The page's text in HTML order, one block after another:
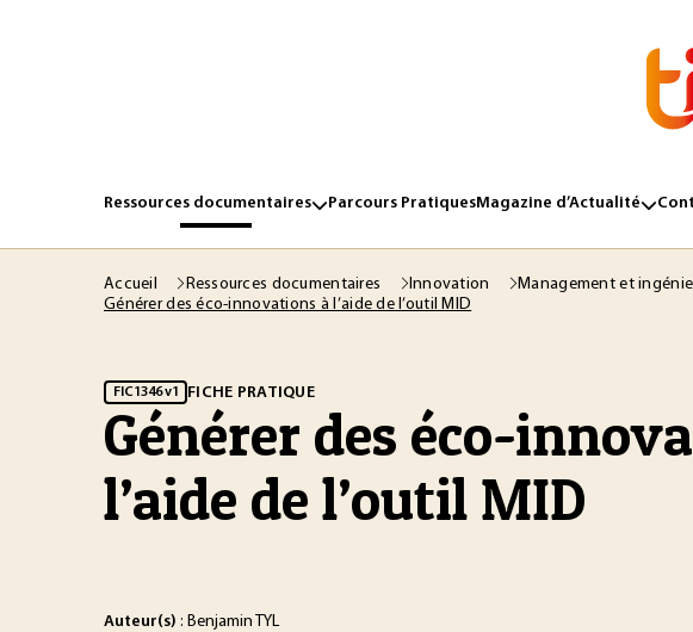
Ressources documentaires Parcours PratiquesMagazine d’Actualité
Accueil Ressources documentaires Innovation Management et
Générer des éco-innovations à l’aide de l’outil MID
FIC1346 v1 FICHE PRATIQUE
Générer des éco-
l’aide de l’outil MID
Auteur(s) : Benjamin TYL